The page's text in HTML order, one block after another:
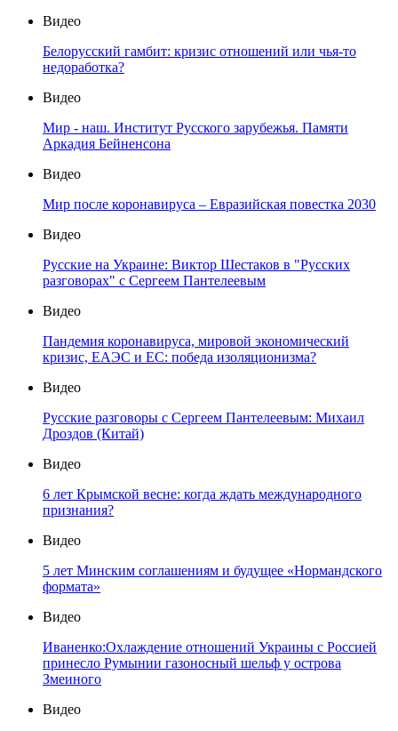
Видео
Белорусский гамбит: кризис отношений или чья-то
недоработка?
Видео
Мир - наш. Институт Русского зарубежья. Памяти
Аркадия Бейненсона
Видео
Мир после коронавируса – Евразийская повестка 2030
Видео
Русские на Украине: Виктор Шестаков в "Русских
разговорах" с Сергеем Пантелеевым
Видео
Пандемия коронавируса, мировой экономический
кризис, ЕАЭС и ЕС: победа изоляционизма?
Видео
Русские разговоры с Сергеем Пантелеевым: Михаил
Дроздов (Китай)
Видео
6 лет Крымской весне: когда ждать международного
признания?
Видео
5 лет Минским соглашениям и будущее «Нормандского
формата»
Видео
Иваненко:Охлаждение отношений Украины с Россией
принесло Румынии газоносный шельф у острова
Змеиного
Видео